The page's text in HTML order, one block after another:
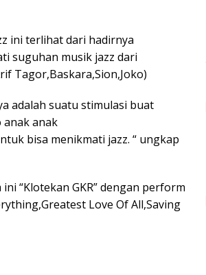
ini terlihat dari hadirnya
suguhan musik jazz dari
Tagor,Baskara,Sion,Joko)
adalah suatu stimulasi buat
anak
bisa menikmati jazz. “ ungkap
“Klotekan GKR” dengan perform
Love Of All,Saving